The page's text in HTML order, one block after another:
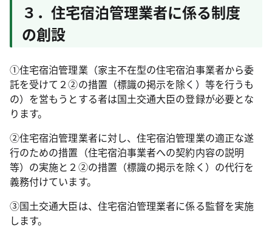
３．住宅宿泊管理業者に係る制度
の創設
①住宅宿泊管理業（家主不在型の住宅宿泊事業者から委
託を受けて２②の措置（標識の掲示を除く）等を行うも
の）を営もうとする者は国土交通大臣の登録が必要とな
ります。
②住宅宿泊管理業者に対し、住宅宿泊管理業の適正な遂
行のための措置（住宅宿泊事業者への契約内容の説明
等）の実施と２②の措置（標識の掲示を除く）の代行を
義務付けています。
③国土交通大臣は、住宅宿泊管理業者に係る監督を実施
します。